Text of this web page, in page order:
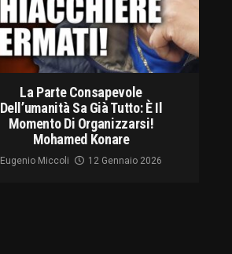
La Parte Consapevole
Dell’umanità Sa Già Tutto: È Il
Momento Di Organizzarsi!
Mohamed Konare
Eugenio Miccoli 12 Gennaio 2026